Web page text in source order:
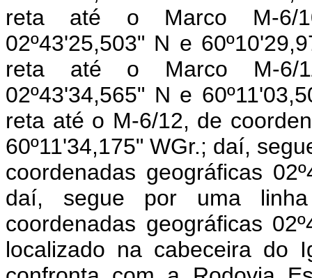
reta até o Marco M-6/
02º43'25,503" N e
reta até o Marco M-6/
02º43'34,565" N e
reta até o M-6/12, de
60º11'34,175" WGr.; daí,
coordenadas geográficas
daí, segue por uma
coordenadas geográficas
localizado na cabeceira do